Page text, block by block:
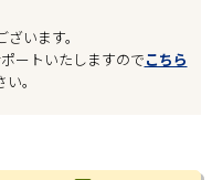
います。
ートいたしますのでこちら
。